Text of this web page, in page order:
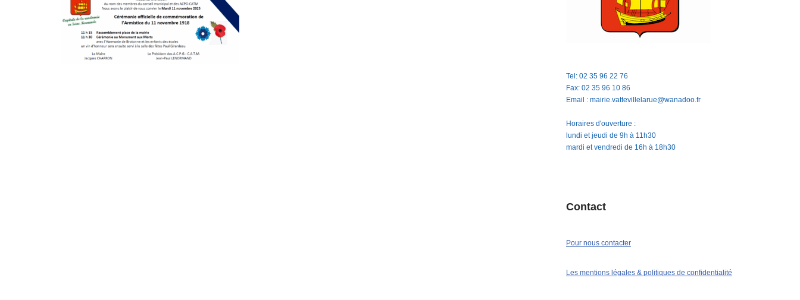
Tel: 02 35 96 22 76
Fax: 02 35 96 10 86
Email : mairie.vattevillelarue@wanadoo.fr
Horaires d'ouverture :
lundi et jeudi de 9h à 11h30
mardi et vendredi de 16h à 18h30
Contact
Pour nous contacter
Les mentions légales & politiques de confidentialité